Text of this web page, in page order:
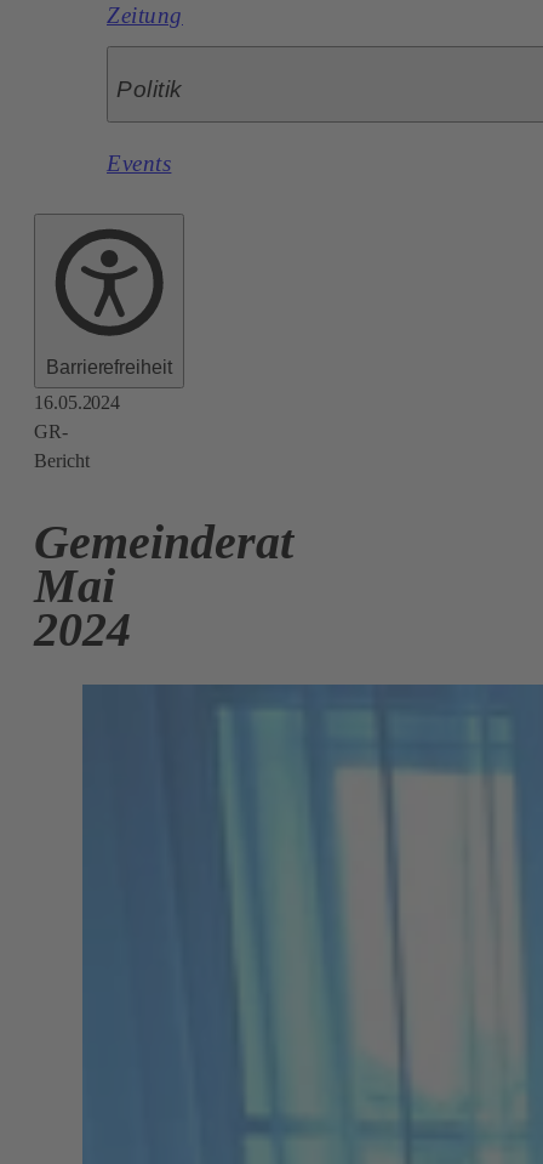
Zeitung
Politik
Events
Barrierefreiheit
16.05.2024
GR-
Bericht
Gemeinderat
Mai
2024